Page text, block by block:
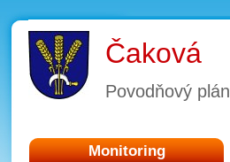
Čaková
Povodňový
Monitoring